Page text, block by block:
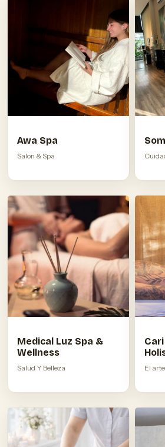
Awa Spa
Salon & Spa
Medical Luz Spa &
Wellness
Salud Y Belleza El